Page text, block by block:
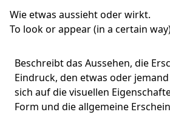
Wie etwas aussieht oder wirkt.
To look or appear (in a certain
Beschreibt das Aussehen, die
Eindruck, den etwas oder
sich auf die visuellen
Form und die allgemeine